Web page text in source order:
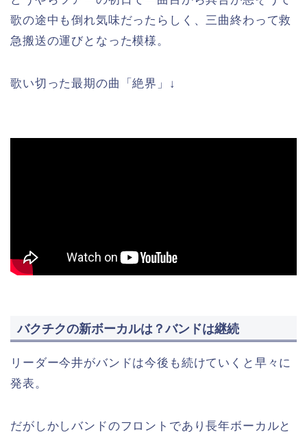
歌の途中も倒れ気味だったらしく、三曲終わって救
急搬送の運びとなった模様。
歌い切った最期の曲「絶界」↓
バクチクの新ボーカルは？バンドは継続
リーダー今井がバンドは今後も続けていくと早々に
発表。
だがしかしバンドのフロントであり長年ボーカルと